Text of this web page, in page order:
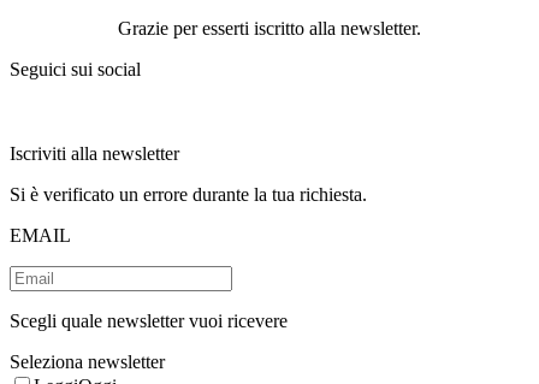
Grazie per esserti iscritto alla newsletter.
Seguici sui social
Iscriviti alla newsletter
Si è verificato un errore durante la tua richiesta.
EMAIL
Scegli quale newsletter vuoi ricevere
Seleziona newsletter